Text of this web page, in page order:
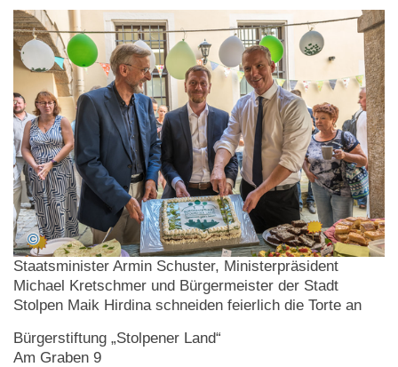
Staatsminister Armin Schuster, Ministerpräsident
Michael Kretschmer und Bürgermeister der Stadt
Stolpen Maik Hirdina schneiden feierlich die Torte an
Bürgerstiftung „Stolpener Land“
Am Graben 9